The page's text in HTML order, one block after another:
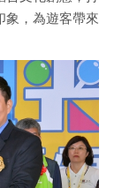
象，為遊客帶來